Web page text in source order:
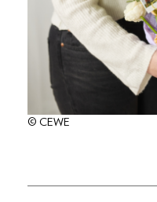
© CEWE